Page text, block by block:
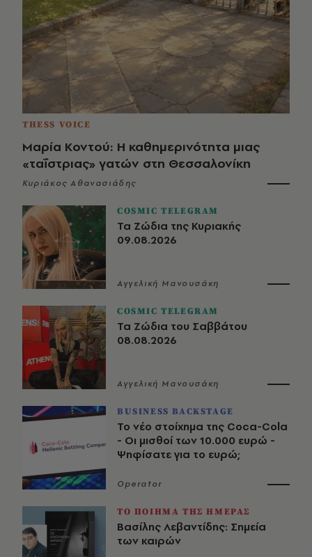
THESS VOICE
Μαρία Κοντού: Η καθημερινότητα μιας
«ταΐστριας» γατών στη Θεσσαλονίκη
Κυριάκος Αθανασιάδης
COSMIC TELEGRAM
Τα Ζώδια της Κυριακής
09.08.2026
Αγγελική Μανουσάκη
COSMIC TELEGRAM
Τα Ζώδια του Σαββάτου
08.08.2026
Αγγελική Μανουσάκη
BUSINESS BACKSTAGE
Το νέο στοίχημα της Coca-Cola
- Οι μισθοί των 10.000 ευρώ -
Ψηφίσατε για το ευρώ;
Operator
ΤΟ ΠΟΙΗΜΑ ΤΗΣ ΗΜΕΡΑΣ
Βασίλης Λεβαντίδης: Σημεία
των καιρών